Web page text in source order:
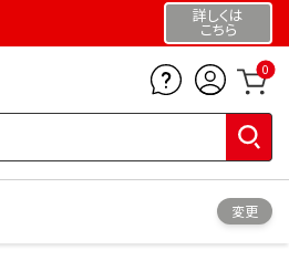
詳しくは
こちら
0
変更